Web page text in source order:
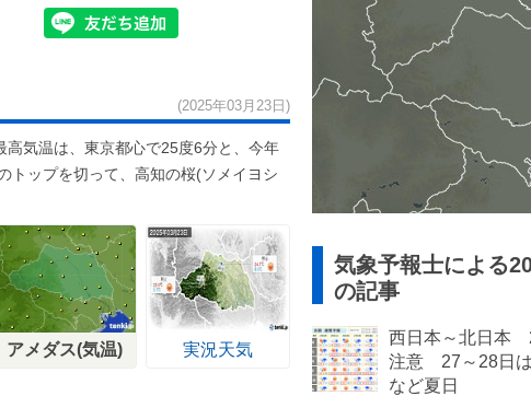
(2025年03月23日)
気温は、東京都心で25度6分と、今年
トップを切って、高知の桜(ソメイヨシ
アメダス(気温) 実況天気
気象予報士による
の記事
西日本～北日本
注意 27～28日
など夏日